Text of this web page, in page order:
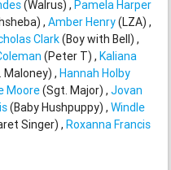
(Walrus) Pamela Harper
Amber Henry(LZA)
Clark(Boy with Bell)
(Peter T) Kaliana
Maloney) Hannah Holby
Moore(Sgt. Major) Jovan
(Baby Hushpuppy) Windle
Singer) Roxanna Francis